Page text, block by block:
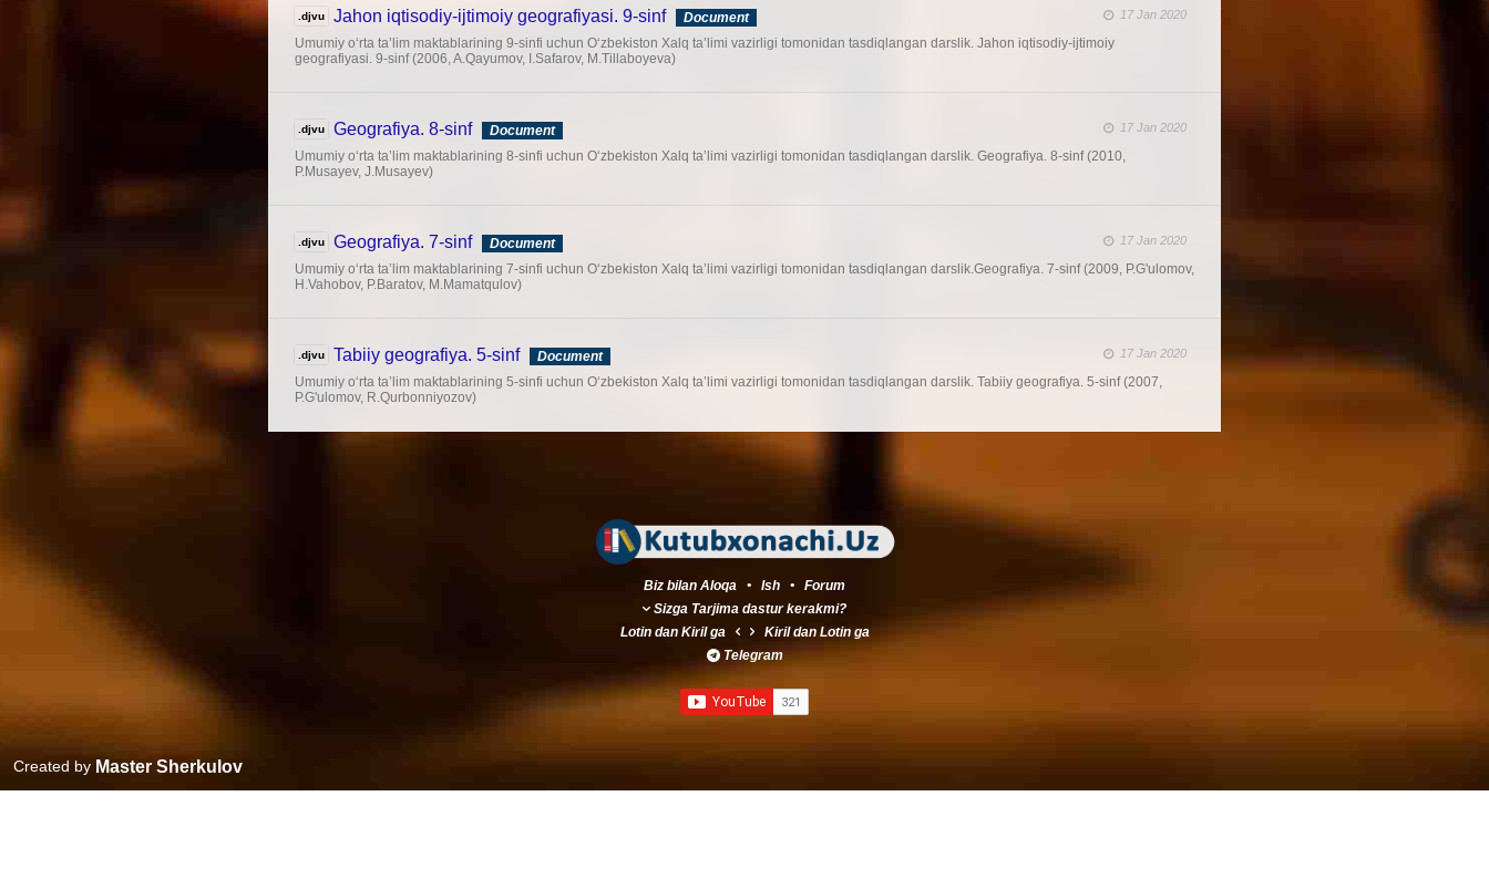
.djvu Jahon iqtisodiy-ijtimoiy geografiyasi. 9-sinf Document 17 Jan 2020
Umumiy o‘rta ta’lim maktablarining 9-sinfi uchun O‘zbekiston Xalq ta’limi vazirligi tomonidan tasdiqlangan darslik. Jahon iqtisodiy-ijtimoiy
geografiyasi. 9-sinf (2006, A.Qayumov, I.Safarov, M.Tillaboyeva)
.djvu Geografiya. 8-sinf Document 17 Jan 2020
Umumiy o‘rta ta’lim maktablarining 8-sinfi uchun O‘zbekiston Xalq ta’limi vazirligi tomonidan tasdiqlangan darslik. Geografiya. 8-sinf (2010,
P.Musayev, J.Musayev)
.djvu Geografiya. 7-sinf Document 17 Jan 2020
Umumiy o‘rta ta’lim maktablarining 7-sinfi uchun O‘zbekiston Xalq ta’limi vazirligi tomonidan tasdiqlangan darslik.Geografiya. 7-sinf (2009, P.G'ulomov,
H.Vahobov, P.Baratov, M.Mamatqulov)
.djvu Tabiiy geografiya. 5-sinf Document 17 Jan 2020
Umumiy o‘rta ta’lim maktablarining 5-sinfi uchun O‘zbekiston Xalq ta’limi vazirligi tomonidan tasdiqlangan darslik. Tabiiy geografiya. 5-sinf (2007,
P.G'ulomov, R.Qurbonniyozov)
Created by Master Sherkulov
Biz bilan Aloqa • Ish • Forum
Sizga Tarjima dastur kerakmi?
Lotindan Kirilga Kirildan Lotinga
Telegram